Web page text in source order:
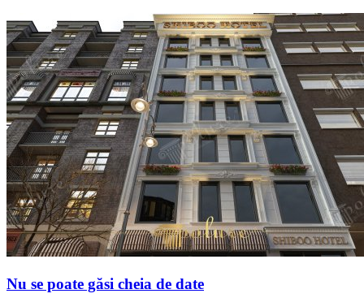
Nu se poate găsi cheia de date